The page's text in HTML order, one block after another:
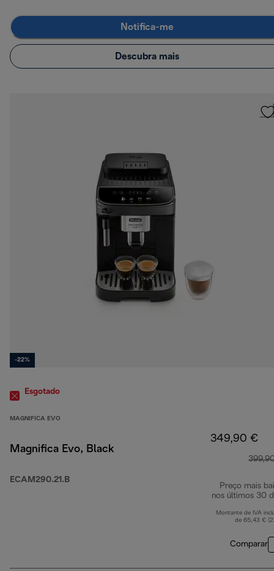
Notifica-me
Descubra mais
-22%
Esgotado
MAGNIFICA EVO
Magnifica Evo, Black
ECAM290.21.B
349,90 €
Preço mais
nos últimos 30
Montante de IVA
de 65,43 €
Comparar